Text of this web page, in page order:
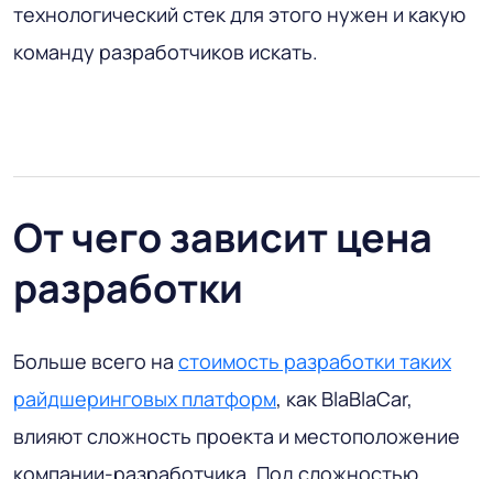
технологический стек для этого нужен и какую
команду разработчиков искать.
От чего зависит цена
разработки
Больше всего на стоимость разработки таких
райдшеринговых платформ, как BlaBlaCar,
влияют сложность проекта и местоположение